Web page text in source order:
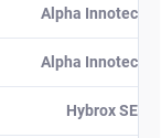
Alpha Innotec
Alpha Innotec
Hybrox SE